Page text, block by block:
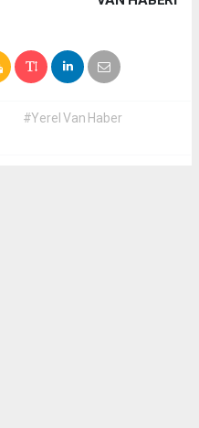
#Yerel Van Haber